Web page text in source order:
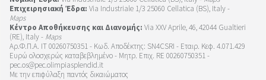
Επιχειρησιακή Έδρα: Via Industriale 1/3 25060 Cellatica (BS), Italy -
Maps
Κέντρο Αποθήκευσης και Διανομής: Via XXV Aprile, 46, 42044 Gualtieri
(RE), Italy - Maps
Αρ.Φ.Π.Α. IT 00260750351 - Κωδ. Αποδέκτης: SN4CSRI - Εταιρ. Κεφ. 4.071.429
Ευρώ ολοσχερώς καταβεβλημένο - Μητρ. Επιχ. RE 00260750351 -
pec.os@pec.olimpiasplendid.it
Με την επιφύλαξη παντός δικαιώματος